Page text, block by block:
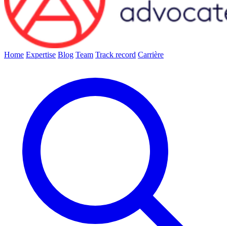
Home Expertise Blog Team Track record Carrière